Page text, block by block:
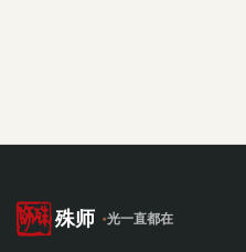
殊师 光一直都在